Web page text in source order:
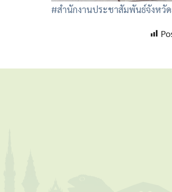
#สำนักงานประชาสัมพันธ์จังหวัด